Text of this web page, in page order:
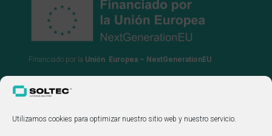
Utilizamos cookies para optimizar nuestro sitio web y nuestro servicio.
Financiado por la Unión Europea – NextGenerationEU